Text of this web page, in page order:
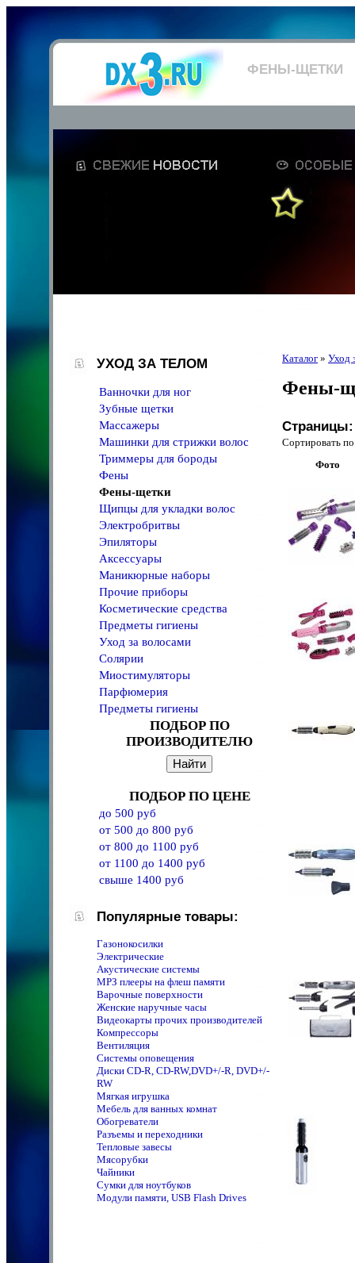
ФЕНЫ-ЩЕТКИ
УХОД ЗА ТЕЛОМ
Ванночки для ног
Зубные щетки
Массажеры
Машинки для стрижки волос
Триммеры для бороды
Фены
Фены-щетки
Щипцы для укладки волос
Электробритвы
Эпиляторы
Аксессуары
Маникюрные наборы
Прочие приборы
Косметические средства
Предметы гигиены
Уход за волосами
Солярии
Миостимуляторы
Парфюмерия
Предметы гигиены
ПОДБОР ПО
ПРОИЗВОДИТЕЛЮ
ПОДБОР ПО ЦЕНЕ
до 500 руб
от 500 до 800 руб
от 800 до 1100 руб
от 1100 до 1400 руб
свыше 1400 руб
Популярные товары:
Газонокосилки
Электрические
Акустические системы
MPЗ плееры на флеш памяти
Варочные поверхности
Женские наручные часы
Видеокарты прочих производителей
Компрессоры
Вентиляция
Системы оповещения
Диски CD-R, CD-RW,DVD+/-R, DVD+/-
RW
Мягкая игрушка
Мебель для ванных комнат
Обогреватели
Разъемы и переходники
Тепловые завесы
Мясорубки
Чайники
Сумки для ноутбуков
Модули памяти, USB Flash Drives
Каталог » Уход
Фены-
Страницы:
Сортировать
Фото